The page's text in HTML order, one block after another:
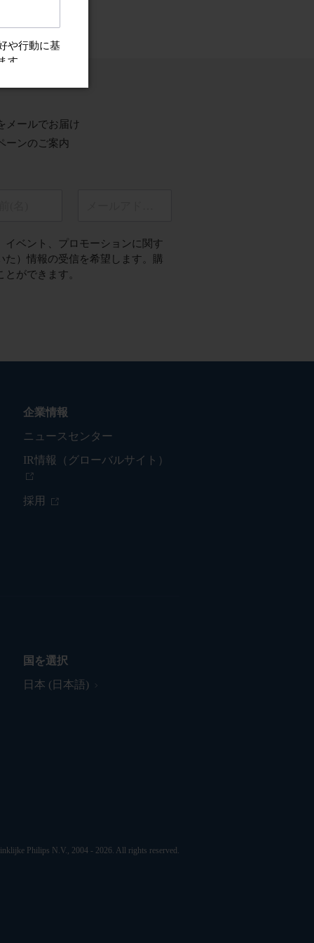
メールでお届け
ーンのご案内
イベント、プロモーションに関す
た）情報の受信を希望します。購
ができます。
企業情報
ニュースセンター
IR情報（グローバルサイト）
採用
国を選択
日本 (日本語)
Philips N.V., 2004 - 2026. All rights reserved.